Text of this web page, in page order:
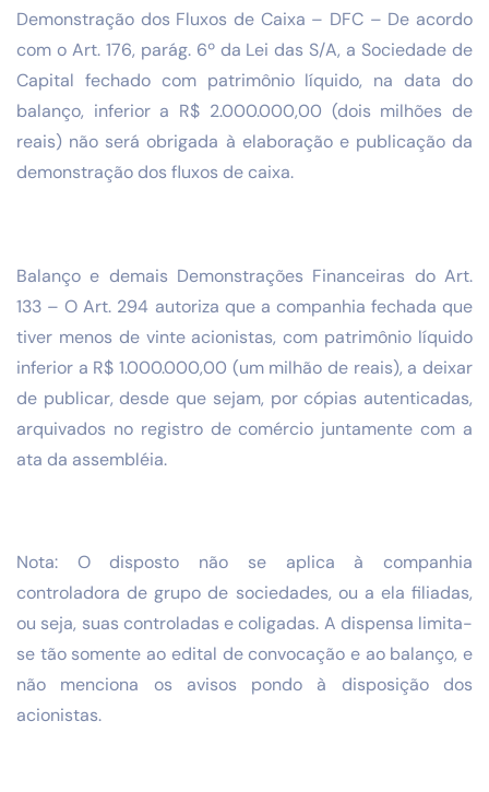
Demonstração dos Fluxos de Caixa – DFC – De acordo
com o Art. 176, parág. 6º da Lei das S/A, a Sociedade de
Capital fechado com patrimônio líquido, na data do
balanço, inferior a R$ 2.000.000,00 (dois milhões de
reais) não será obrigada à elaboração e publicação da
demonstração dos fluxos de caixa.
Balanço e demais Demonstrações Financeiras do Art.
133 – O Art. 294 autoriza que a companhia fechada que
tiver menos de vinte acionistas, com patrimônio líquido
inferior a R$ 1.000.000,00 (um milhão de reais), a deixar
de publicar, desde que sejam, por cópias autenticadas,
arquivados no registro de comércio juntamente com a
ata da assembléia.
Nota: O disposto não se aplica à companhia
controladora de grupo de sociedades, ou a ela filiadas,
ou seja, suas controladas e coligadas. A dispensa limita-
se tão somente ao edital de convocação e ao balanço, e
não menciona os avisos pondo à disposição dos
acionistas.